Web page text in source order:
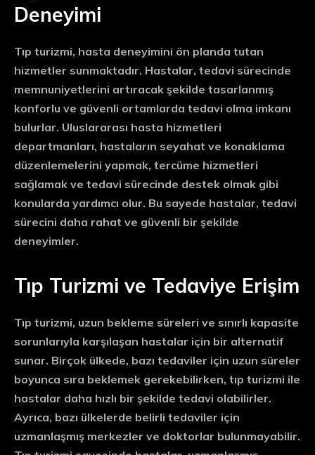
Deneyimi
Tıp turizmi, hasta deneyimini ön planda tutan
hizmetler sunmaktadır. Hastalar, tedavi sürecinde
memnuniyetlerini artıracak şekilde tasarlanmış
konforlu ve güvenli ortamlarda tedavi olma imkanı
bulurlar. Uluslararası hasta hizmetleri
departmanları, hastaların seyahat ve konaklama
düzenlemelerini yapmak, tercüme hizmetleri
sağlamak ve tedavi sürecinde destek olmak gibi
konularda yardımcı olur. Bu sayede hastalar, tedavi
sürecini daha rahat ve güvenli bir şekilde
deneyimler.
Tıp Turizmi ve Tedaviye Erişim
Tıp turizmi, uzun bekleme süreleri ve sınırlı kapasite
sorunlarıyla karşılaşan hastalar için bir alternatif
sunar. Birçok ülkede, bazı tedaviler için uzun süreler
boyunca sıra beklemek gerekebilirken, tıp turizmi ile
hastalar daha hızlı bir şekilde tedavi olabilirler.
Ayrıca, bazı ülkelerde belirli tedaviler için
uzmanlaşmış merkezler ve doktorlar bulunmayabilir.